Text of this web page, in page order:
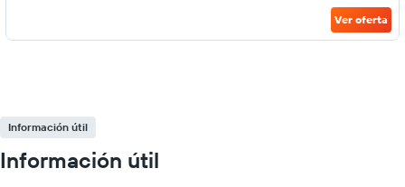
Ver oferta
Información útil
Información útil